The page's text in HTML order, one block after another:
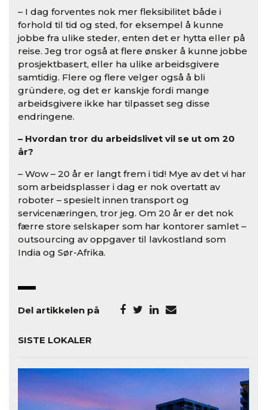
– I dag forventes nok mer fleksibilitet både i
forhold til tid og sted, for eksempel å kunne
jobbe fra ulike steder, enten det er hytta eller på
reise. Jeg tror også at flere ønsker å kunne jobbe
prosjektbasert, eller ha ulike arbeidsgivere
samtidig. Flere og flere velger også å bli
gründere, og det er kanskje fordi mange
arbeidsgivere ikke har tilpasset seg disse
endringene.
– Hvordan tror du arbeidslivet vil se ut om 20
år?
– Wow – 20 år er langt frem i tid! Mye av det vi har
som arbeidsplasser i dag er nok overtatt av
roboter – spesielt innen transport og
servicenæringen, tror jeg. Om 20 år er det nok
færre store selskaper som har kontorer samlet –
outsourcing av oppgaver til lavkostland som
India og Sør-Afrika.
Del artikkelen på
SISTE LOKALER